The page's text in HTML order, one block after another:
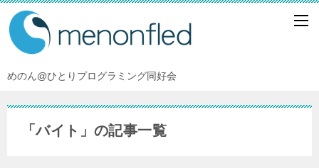
めのん@ひとりプログラミング同好会
「バイト」の記事一覧